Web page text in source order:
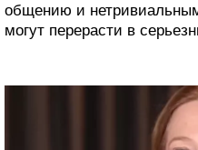
общению и
могут перерасти в